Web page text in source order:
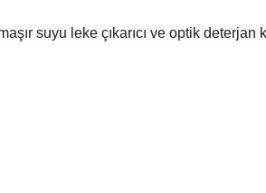
suyu leke çıkarıcı ve optik deterjan